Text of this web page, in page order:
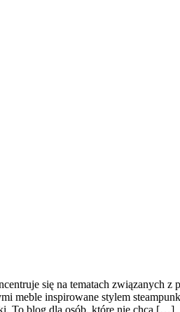
się na tematach związanych z
meble inspirowane stylem
To blog dla osób, które nie chcą […]